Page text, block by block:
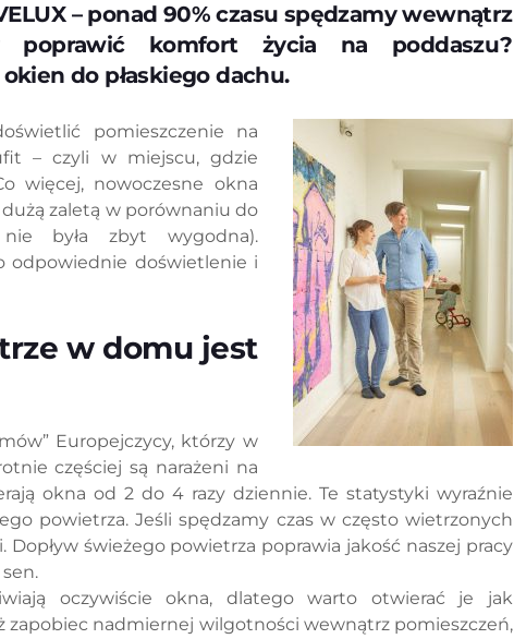
– ponad 90% czasu spędzamy wewnątrz
poprawić komfort życia na poddaszu?
do płaskiego dachu.
pomieszczenie na
– czyli w miejscu, gdzie
więcej, nowoczesne okna
zaletą w porównaniu do
była zbyt wygodna).
odpowiednie doświetlenie i
w domu jest
Europejczycy, którzy w
częściej są narażeni na
okna od 2 do 4 razy dziennie. Te statystyki wyraźnie
powietrza. Jeśli spędzamy czas w często wietrzonych
świeżego powietrza poprawia jakość naszej pracy
oczywiście okna, dlatego warto otwierać je jak
zapobiec nadmiernej wilgotności wewnątrz pomieszczeń,